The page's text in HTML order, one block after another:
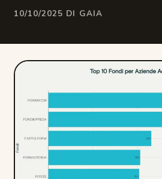
10/10/2025 DI GAIA